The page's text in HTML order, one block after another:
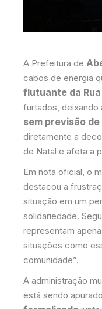
A Prefeitura de
cabos de energia
flutuante da
furtados, deixando
sem previsão
diretamente a
de Natal e afeta a
Em nota oficial, o
destacou a
situação em um
solidariedade.
representam
situações como
comunidade”.
A administração
está sendo